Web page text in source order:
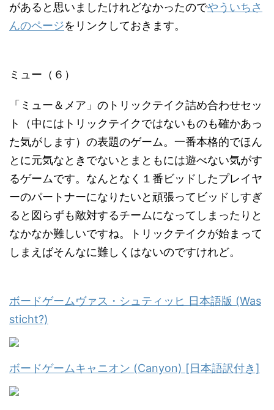
があると思いましたけれどなかったのでやういちさ
んのページをリンクしておきます。
ミュー（６）
「ミュー＆メア」のトリックテイク詰め合わせセッ
ト（中にはトリックテイクではないものも確かあっ
た気がします）の表題のゲーム。一番本格的でほん
とに元気なときでないとまともには遊べない気がす
るゲームです。なんとなく１番ビッドしたプレイヤ
ーのパートナーになりたいと頑張ってビッドしすぎ
ると図らずも敵対するチームになってしまったりと
なかなか難しいですね。トリックテイクが始まって
しまえばそんなに難しくはないのですけれど。
ボードゲームヴァス・シュティッヒ 日本語版 (Was
sticht?)
ボードゲームキャニオン (Canyon) [日本語訳付き]